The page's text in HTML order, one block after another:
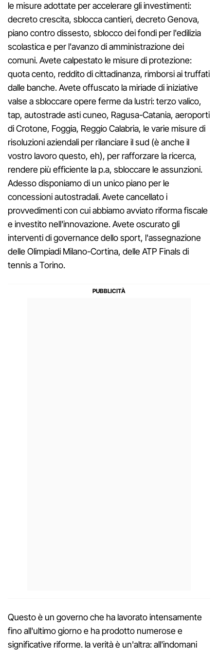
le misure adottate per accelerare gli investimenti:
decreto crescita, sblocca cantieri, decreto Genova,
piano contro dissesto, sblocco dei fondi per l'edilizia
scolastica e per l'avanzo di amministrazione dei
comuni. Avete calpestato le misure di protezione:
quota cento, reddito di cittadinanza, rimborsi ai truffati
dalle banche. Avete offuscato la miriade di iniziative
valse a sbloccare opere ferme da lustri: terzo valico,
tap, autostrade asti cuneo, Ragusa-Catania, aeroporti
di Crotone, Foggia, Reggio Calabria, le varie misure di
risoluzioni aziendali per rilanciare il sud (è anche il
vostro lavoro questo, eh), per rafforzare la ricerca,
rendere più efficiente la p.a, sbloccare le assunzioni.
Adesso disponiamo di un unico piano per le
concessioni autostradali. Avete cancellato i
provvedimenti con cui abbiamo avviato riforma fiscale
e investito nell'innovazione. Avete oscurato gli
interventi di governance dello sport, l'assegnazione
delle Olimpiadi Milano-Cortina, delle ATP Finals di
tennis a Torino.
Questo è un governo che ha lavorato intensamente
fino all'ultimo giorno e ha prodotto numerose e
significative riforme. la verità è un'altra: all'indomani